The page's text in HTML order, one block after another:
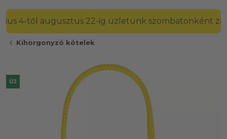
2026. július 4-től augusztus 22-ig üzletünk
chevron_left Kihorgonyzó kötelek
ÚJ